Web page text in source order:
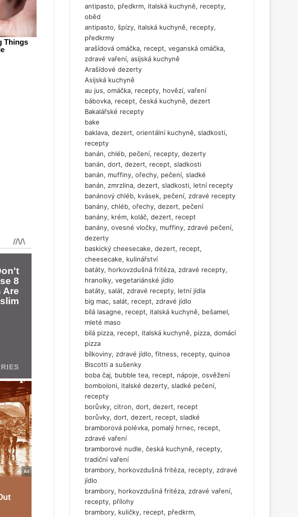
antipasto, předkrm, italská kuchyně, recepty,
oběd
antipasto, špízy, italská kuchyně, recepty,
předkrmy
arašídová omáčka, recept, veganská omáčka,
zdravé vaření, asijská kuchyně
Arašídové dezerty
Asijská kuchyně
au jus, omáčka, recepty, hovězí, vaření
bábovka, recept, česká kuchyně, dezert
Bakalářské recepty
bake
baklava, dezert, orientální kuchyně, sladkosti,
recepty
banán, chléb, pečení, recepty, dezerty
banán, dort, dezert, recept, sladkosti
banán, muffiny, ořechy, pečení, sladké
banán, zmrzlina, dezert, sladkosti, letní recepty
banánový chléb, kvásek, pečení, zdravé recepty
banány, chléb, ořechy, dezert, pečení
banány, krém, koláč, dezert, recept
banány, ovesné vločky, muffiny, zdravé pečení,
dezerty
baskický cheesecake, dezert, recept,
cheesecake, kulinářství
batáty, horkovzdušná fritéza, zdravé recepty,
hranolky, vegetariánské jídlo
batáty, salát, zdravé recepty, letní jídla
big mac, salát, recept, zdravé jídlo
bílá lasagne, recept, italská kuchyně, bešamel,
mleté maso
bílá pizza, recept, italská kuchyně, pizza, domácí
pizza
bílkoviny, zdravé jídlo, fitness, recepty, quinoa
Biscotti a sušenky
boba čaj, bubble tea, recept, nápoje, osvěžení
bomboloni, italské dezerty, sladké pečení,
recepty
borůvky, citron, dort, dezert, recept
borůvky, dort, dezert, recept, sladké
bramborová polévka, pomalý hrnec, recept,
zdravé vaření
bramborové nudle, česká kuchyně, recepty,
tradiční vaření
brambory, horkovzdušná fritéza, recepty, zdravé
jídlo
brambory, horkovzdušná fritéza, zdravé vaření,
recepty, přílohy
brambory, kuličky, recept, předkrm,